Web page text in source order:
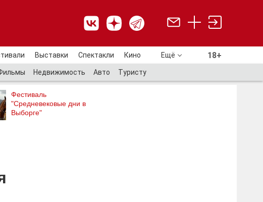
Выставки Спектакли Кино Ещё 18+
Недвижимость Авто Туристу
Фестиваль
"Средневековые дни в
Выборге"